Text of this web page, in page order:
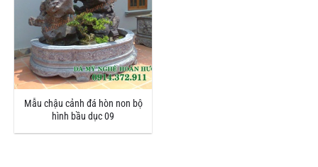
Mẫu chậu cảnh đá hòn non bộ
hình bầu dục 09